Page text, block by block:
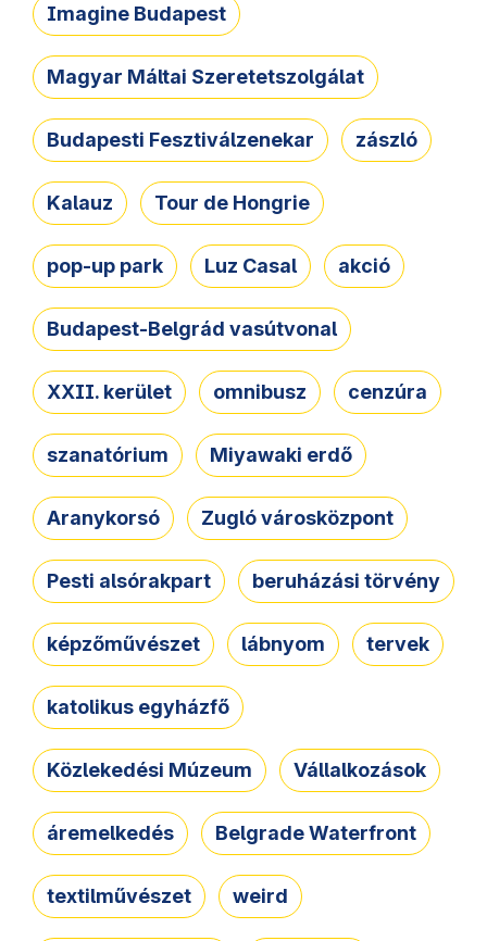
Imagine Budapest
Magyar Máltai Szeretetszolgálat
Budapesti Fesztiválzenekar zászló
Kalauz Tour de Hongrie
pop-up park Luz Casal akció
Budapest-Belgrád vasútvonal
XXII. kerület omnibusz cenzúra
szanatórium Miyawaki erdő
Aranykorsó Zugló városközpont
Pesti alsórakpart beruházási törvény
képzőművészet lábnyom tervek
katolikus egyházfő
Közlekedési Múzeum Vállalkozások
áremelkedés Belgrade Waterfront
textilművészet weird